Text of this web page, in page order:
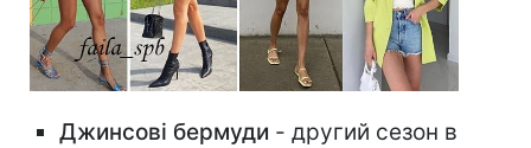
Джинсові бермуди - другий сезон в